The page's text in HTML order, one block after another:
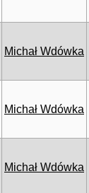
Michał Wdówka
Michał Wdówka
Michał Wdówka